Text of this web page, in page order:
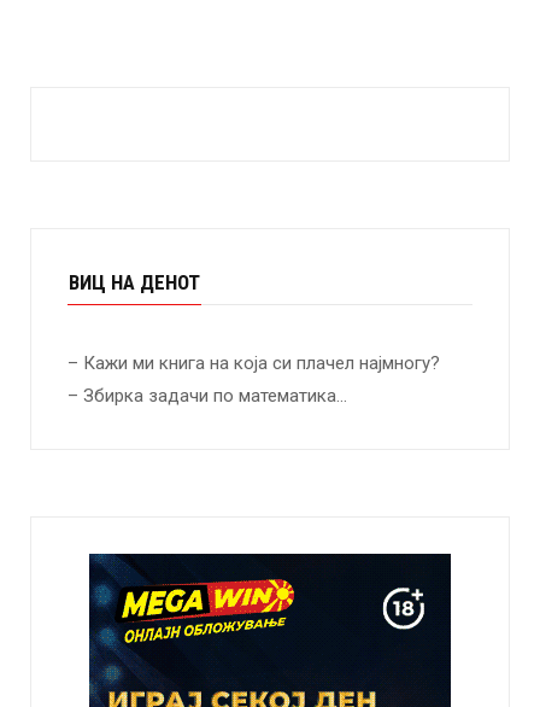
ВИЦ НА ДЕНОТ
– Кажи ми книга на која си плачел најмногу?
– Збирка задачи по математика…